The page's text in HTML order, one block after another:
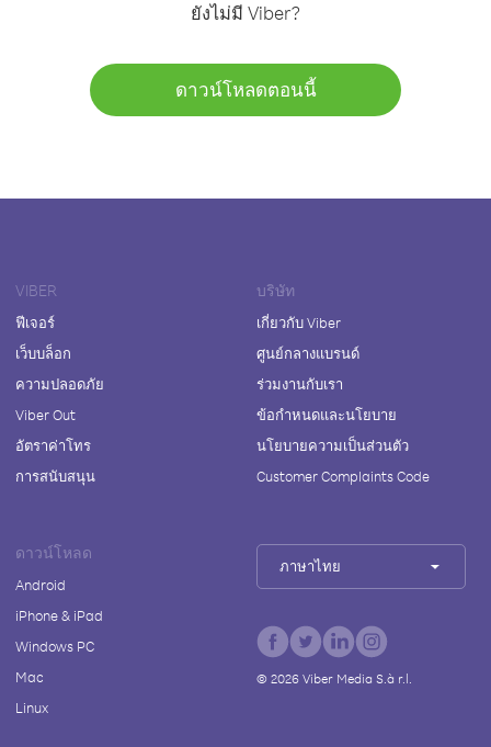
ยังไม่มี Viber?
ดาวน์โหลดตอนนี้
VIBER
ฟีเจอร์
เว็บบล็อก
ความปลอดภัย
Viber Out
อัตราค่าโทร
การสนับสนุน
บริษัท
เกี่ยวกับ Viber
ศูนย์กลางแบรนด์
ร่วมงานกับเรา
ข้อกำหนดและนโยบาย
นโยบายความเป็นส่วนตัว
Customer Complaints Code
ดาวน์โหลด
Android
iPhone & iPad
Windows PC
Mac
Linux
ภาษาไทย
© 2026Viber Media S.à r.l.